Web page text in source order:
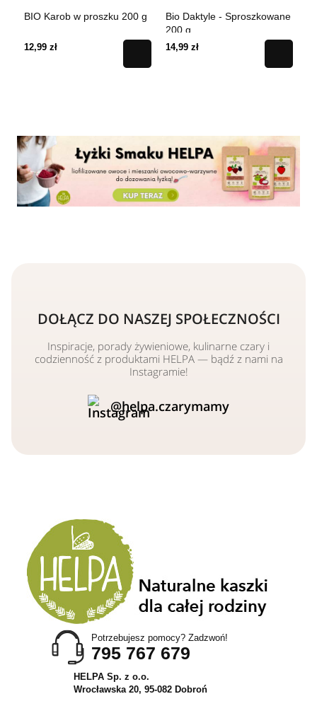
BIO Karob w proszku 200 g
12,99 zł
Bio Daktyle - Sproszkowane
200 g
14,99 zł
DOŁĄCZ DO NASZEJ SPOŁECZNOŚCI
Inspiracje, porady żywieniowe, kulinarne czary i
codzienność z produktami HELPA — bądź z nami na
Instagramie!
@helpa.czarymamy
Potrzebujesz pomocy? Zadzwoń!
795 767 679
HELPA Sp. z o.o.
Wrocławska 20, 95-082 Dobroń